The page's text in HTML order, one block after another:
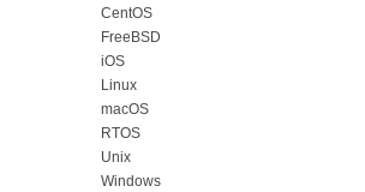
CentOS
FreeBSD
iOS
Linux
macOS
RTOS
Unix
Windows